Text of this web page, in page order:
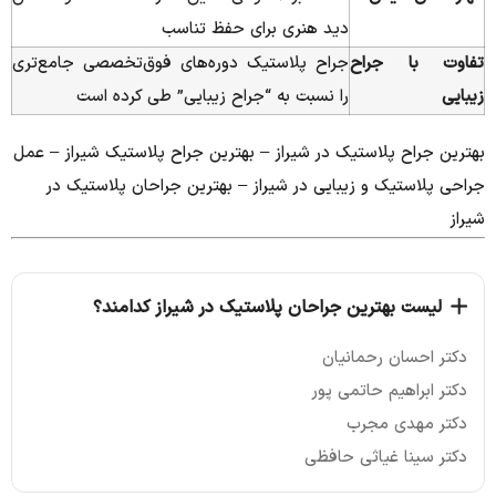
دید هنری برای حفظ تناسب
تفاوت با جراح
زیبایی
جراح پلاستیک دوره‌های فوق‌تخصصی جامع‌تری
را نسبت به “جراح زیبایی” طی کرده است
بهترین جراح پلاستیک در شیراز – بهترین جراح پلاستیک شیراز – عمل
جراحی پلاستیک و زیبایی در شیراز – بهترین جراحان پلاستیک در
شیراز
لیست بهترین جراحان پلاستیک در شیراز کدامند؟
دکتر احسان رحمانیان
دکتر ابراهیم حاتمی پور
دکتر مهدی مجرب
دکتر سینا غیاثی حافظی